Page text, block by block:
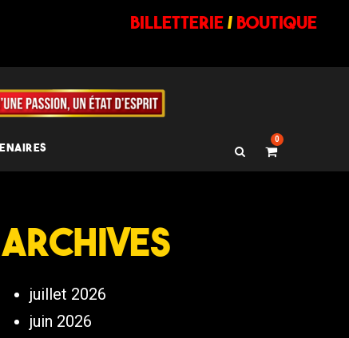
billetterie/ BOUTIQUE
0
Archives
juillet 2026
juin 2026